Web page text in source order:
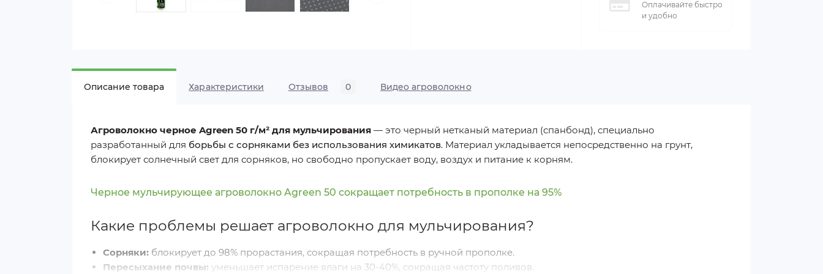
Оплачивайте быстро
и удобно
Описание товара Характеристики Отзывов 0 Видео агроволокно
Агроволокно черное Agreen 50 г/м² для мульчирования — это черный нетканый материал (спанбонд), специально
разработанный для борьбы с сорняками без использования химикатов. Материал укладывается непосредственно на грунт,
блокирует солнечный свет для сорняков, но свободно пропускает воду, воздух и питание к корням.
Черное мульчирующее агроволокно Agreen 50 сокращает потребность в прополке на 95%
Какие проблемы решает агроволокно для мульчирования?
Сорняки: блокирует до 98% прорастания, сокращая потребность в ручной прополке.
Пересыхание почвы: уменьшает испарение влаги на 30-40%, сокращая частоту поливов.